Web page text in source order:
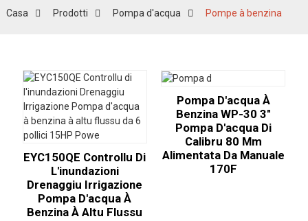
Casa Prodotti Pompa d'acqua Pompe à benzina
EYC150QE Controllu Di
L'inundazioni
Drenaggiu Irrigazione
Pompa D'acqua À
Benzina À Altu Flussu
Pompa D'acqua À
Benzina WP-30 3"
Pompa D'acqua Di
Calibru 80 Mm
Alimentata Da Manuale
170F